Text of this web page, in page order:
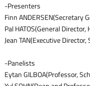
-Presenters
Finn ANDERSEN(Secretary
Pal HATOS(General
Jean TAN(Executive
-Panelists
Eytan GILBOA(Professor,